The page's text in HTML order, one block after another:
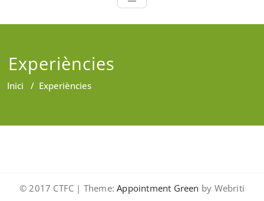
Experiències
Inici / Experiències
© 2017 CTFC | Theme: Appointment Green by Webriti